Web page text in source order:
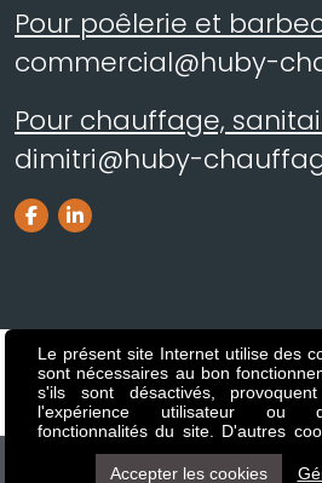
Pour poêlerie et
commercial@huby-
Pour chauffage,
dimitri@huby-
T.V.A. BE 0425.799.514 - T.V.A. LU
- BNP Paribas BE73-
Copyright 2026 -Vie privée-
Le présent site Internet utilise des
sont nécessaires au bon
s'ils sont désactivés,
l'expérience utilisateur ou
fonctionnalités du site. D'autres
fins d'analyse ou de marketing. Les
de personnaliser le contenu et
Accepter les cookies